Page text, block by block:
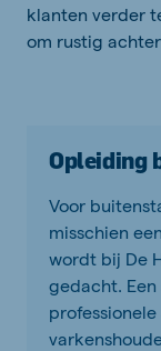
klanten verder
om rustig
Opleiding
Voor
misschien
wordt bij De
gedacht.